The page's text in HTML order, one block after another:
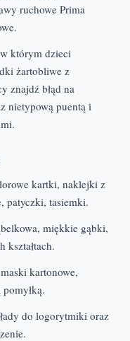
ruchowe Prima
którym dzieci
żartobliwe z
znajdź błąd na
nietypową puentą i
kartki, naklejki z
patyczki, tasiemki.
miękkie gąbki,
kształtach.
kartonowe,
do logorytmiki oraz